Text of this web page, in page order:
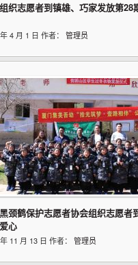
织志愿者到镇雄、巧家发放第28
4 月 1 日 作者： 管理员
颈鹤保护志愿者协会组织志愿者
心
11 月 13 日 作者： 管理员